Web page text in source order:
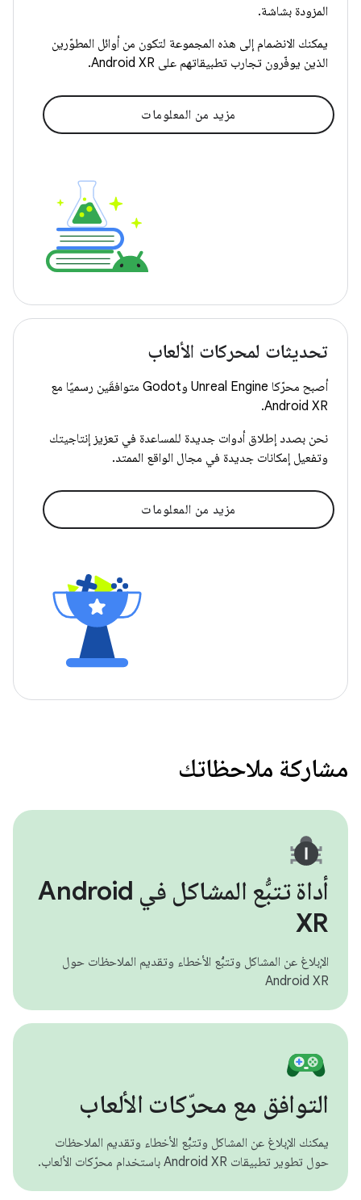
المزودة بشاشة.
يمكنك الانضمام إلى هذه المجموعة لتكون من أوائل المطوّرين
الذين يوفّرون تجارب تطبيقاتهم على Android XR.
مزيد من المعلومات
تحديثات لمحركات الألعاب
أصبح محرّكا Unreal Engine وGodot متوافقَين رسميًا مع
Android XR.
نحن بصدد إطلاق أدوات جديدة للمساعدة في تعزيز إنتاجيتك
وتفعيل إمكانات جديدة في مجال الواقع الممتد.
مزيد من المعلومات
مشاركة ملاحظاتك
أداة تتبُّع المشاكل في Android
XR
الإبلاغ عن المشاكل وتتبُّع الأخطاء وتقديم الملاحظات حول
Android XR
التوافق مع محرّكات الألعاب
يمكنك الإبلاغ عن المشاكل وتتبُّع الأخطاء وتقديم الملاحظات
حول تطوير تطبيقات Android XR باستخدام محرّكات الألعاب.